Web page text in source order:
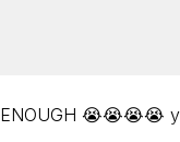
ENOUGH 😭😭😭😭